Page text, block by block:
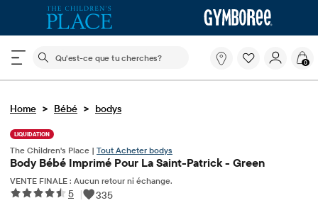
Le champ de recherche ci-dessous filtre les
Qu'est-
que
0
Home > Bébé > bodys
LIQUIDATION
The Children's Place | Tout Acheter bodys
Body Bébé Imprimé Pour La Saint-Patrick - Green
VENTE FINALE : Aucun retour ni échange.
5 | 335